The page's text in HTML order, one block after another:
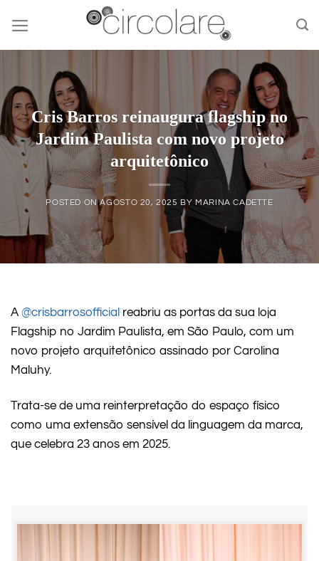
content
Cris Barros reinaugura flagship no
Jardim Paulista com novo projeto
arquitetônico
POSTED ONAGOSTO 20, 2025 BY MARINA CADETTE
A @crisbarrosofficial reabriu as portas da sua loja
Flagship no Jardim Paulista, em São Paulo, com um
novo projeto arquitetônico assinado por Carolina
Maluhy.
Trata-se de uma reinterpretação do espaço físico
como uma extensão sensível da linguagem da marca,
que celebra 23 anos em 2025.